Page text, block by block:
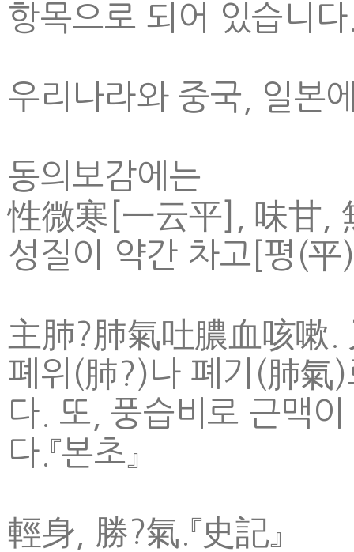
항목으로 되어 있습니
우리나라와 중국, 일본
동의보감에는
性微寒[一云平], 味甘,
성질이 약간 차고[평(
主肺?肺氣吐膿血咳嗽.
폐위(肺?)나 폐기(肺氣
다. 또, 풍습비로 근맥
다.『본초』
輕身, 勝?氣.『史記』